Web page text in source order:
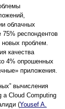
облачных
респондентов
новых проблем.
качества
4% опрошенных
приложения.
вычисления
a Cloud Computing
(Yousef A.